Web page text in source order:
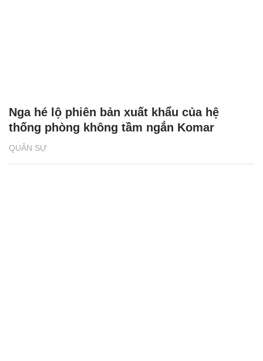
QUÂN SỰ
Nga hé lộ phiên bản xuất khẩu của hệ
thống phòng không tầm ngắn Komar